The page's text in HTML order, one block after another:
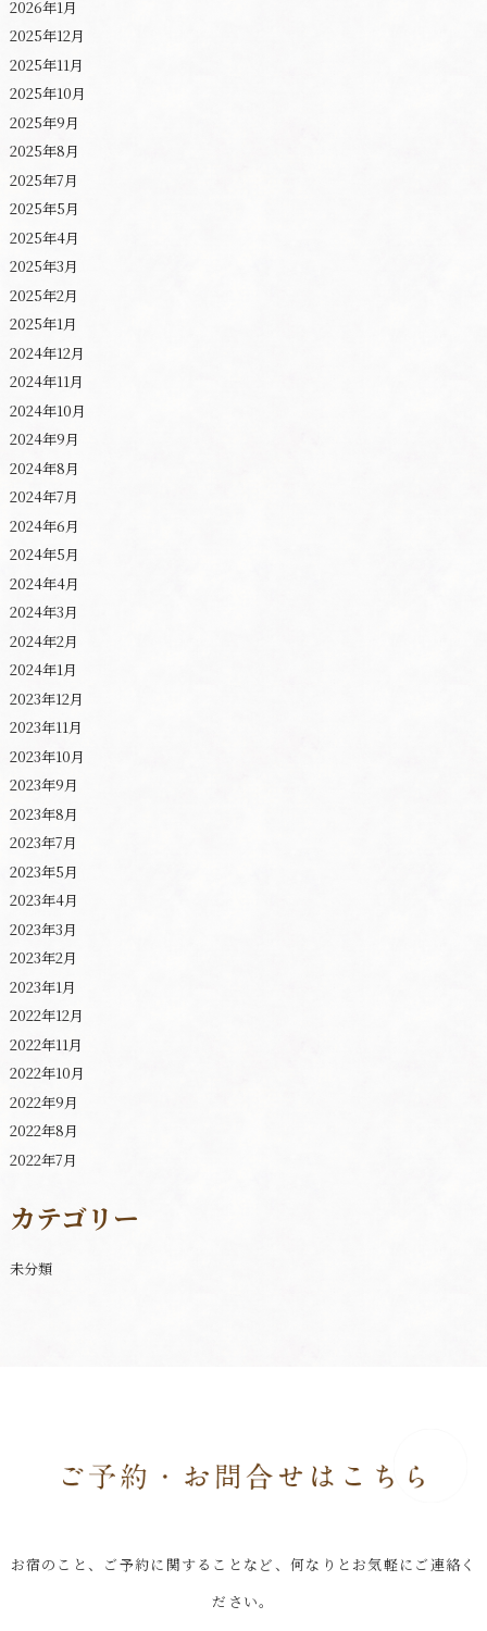
2026年1月
2025年12月
2025年11月
2025年10月
2025年9月
2025年8月
2025年7月
2025年5月
2025年4月
2025年3月
2025年2月
2025年1月
2024年12月
2024年11月
2024年10月
2024年9月
2024年8月
2024年7月
2024年6月
2024年5月
2024年4月
2024年3月
2024年2月
2024年1月
2023年12月
2023年11月
2023年10月
2023年9月
2023年8月
2023年7月
2023年5月
2023年4月
2023年3月
2023年2月
2023年1月
2022年12月
2022年11月
2022年10月
2022年9月
2022年8月
2022年7月
カテゴリー
未分類
お宿のこと、ご予約に関することなど、何なりとお気軽にご連絡く
ださい。